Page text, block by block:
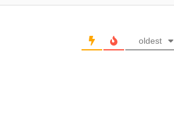
oldest